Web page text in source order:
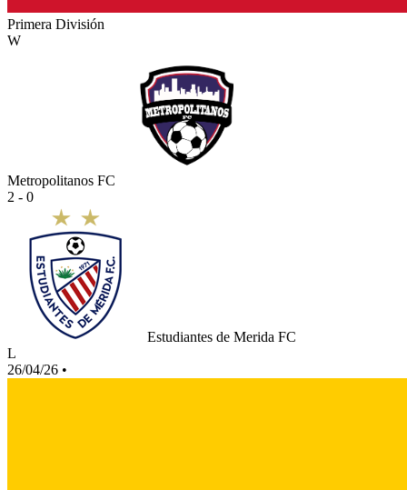
Primera División
W
Metropolitanos FC
2 - 0
Estudiantes de Merida FC
L
26/04/26 •